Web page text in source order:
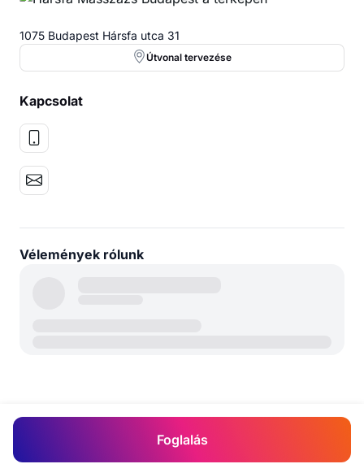
1075 Budapest Hársfa utca 31
Útvonal tervezése
Kapcsolat
Vélemények rólunk
Foglalás